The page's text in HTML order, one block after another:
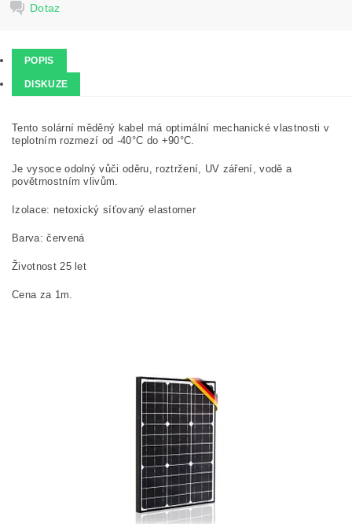
Dotaz
POPIS
DISKUZE
Tento solární měděný kabel má optimální mechanické vlastnosti v
teplotním rozmezí od -40°C do +90°C.
Je vysoce odolný vůči oděru, roztržení, UV záření, vodě a
povětrnostním vlivům.
Izolace: netoxický síťovaný elastomer
Barva: červená
Životnost 25 let
Cena za 1m.